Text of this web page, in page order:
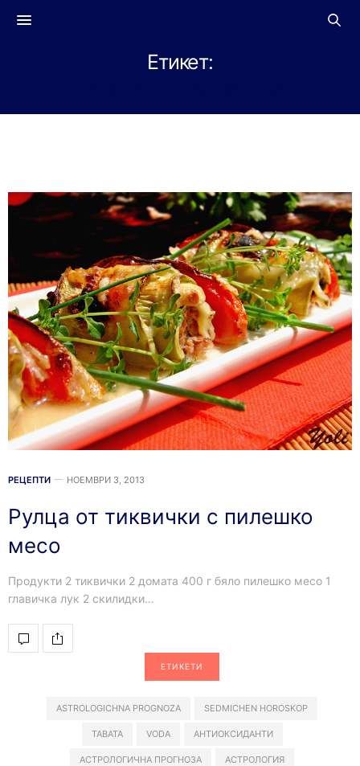
Етикет:
РЕЦЕПТИ НОЕМВРИ 3, 2013
Рулца от тиквички с пилешко
месо
Продукти 2 тиквички 2 домата 400 г бяло пилешко месо 1
главичка лук 2 скилидки…
ЕТИКЕТИ
ASTROLOGICHNA PROGNOZA SEDMICHEN HOROSKOP
TABATA VODA АНТИОКСИДАНТИ
АСТРОЛОГИЧНА ПРОГНОЗА АСТРОЛОГИЯ